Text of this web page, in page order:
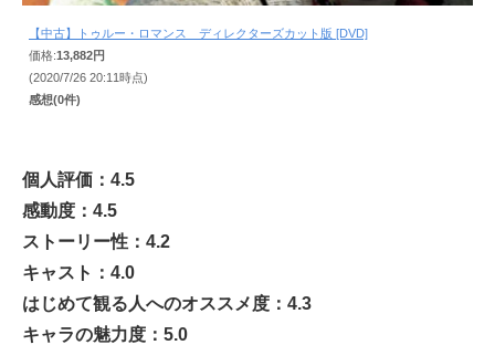
【中古】トゥルー・ロマンス ディレクターズカット版 [DVD]
価格:13,882円
(2020/7/26 20:11時点)
感想(0件)
個人評価：4.5
感動度：4.5
ストーリー性：4.2
キャスト：4.0
はじめて観る人へのオススメ度：4.3
キャラの魅力度：5.0